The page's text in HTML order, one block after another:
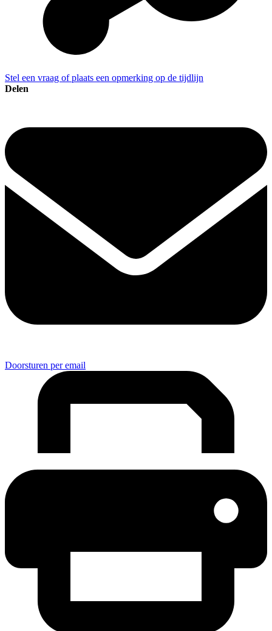
Stel een vraag of plaats een opmerking op de tijdlijn
Delen
Doorsturen per email